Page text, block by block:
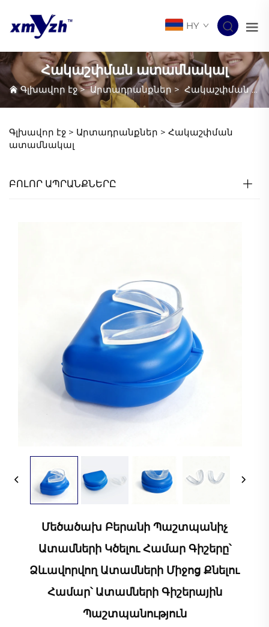
HY
Հակաշփման ատամնակալ
Գլխավոր էջ>Արտադրանքներ > Հակաշփման ատամնակալ
Գլխավոր էջ > Արտադրանքներ > Հակաշփման
ատամնակալ
ԲՈԼՈՐ ԱՊՐԱՆՔՆԵՐԸ
Մեծածախ Բերանի Պաշտպանիչ
Ատամների Կծելու Համար Գիշերը՝
Ձևավորվող Ատամների Միջոց Քնելու
Համար՝ Ատամների Գիշերային
Պաշտպանություն